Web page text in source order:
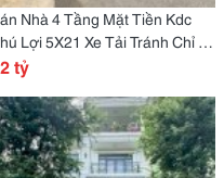
Nhà 4 Tầng Mặt Tiền Kdc
Lợi 5X21 Xe Tải Tránh Chỉ 12
tỷ